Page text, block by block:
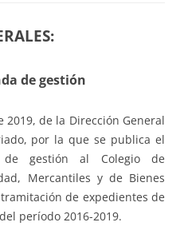
de gestión
2019, de la Dirección General
por la que se publica el
de gestión al Colegio de
Mercantiles y de Bienes
de expedientes de
período 2016-2019.